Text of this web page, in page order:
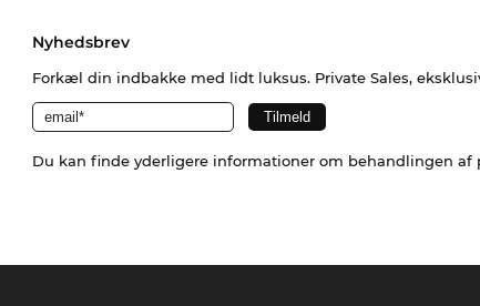
Nyhedsbrev
Forkæl din indbakke med lidt luksus. Private Sales,
Du kan finde yderligere informationer om behandlingen af